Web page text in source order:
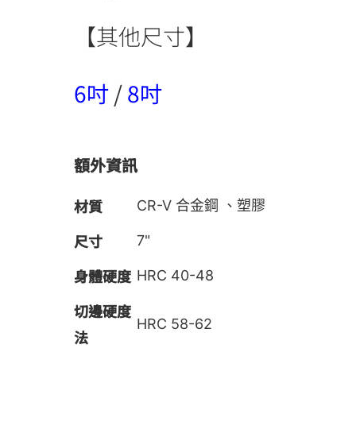
【其他尺寸】
6吋/8吋
額外資訊
材質 CR-V 合金鋼 、塑膠
尺寸 7"
身體硬度 HRC 40-48
切邊硬度
法
HRC 58-62